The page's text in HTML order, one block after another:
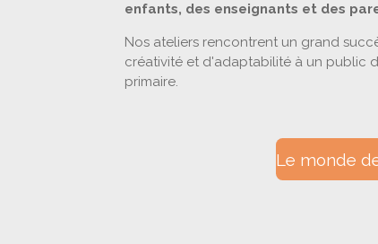
enfants, des enseignants et des
Nos ateliers rencontrent un grand
créativité et d'adaptabilité à un public
primaire.
Le monde